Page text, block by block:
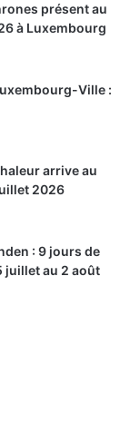
présent au
à Luxembourg
Ville :
arrive au
2026
: 9 jours de
juillet au 2 août